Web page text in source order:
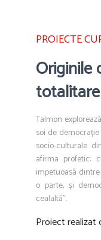
PROIECTE
Originile
totalitare
Talmon
soi de
socio-culturale
afirma profetic:
impetuoasă
o parte, și
cealaltă”.
Proiect realizat